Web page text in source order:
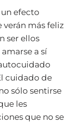
efecto
verán más feliz
ser ellos
a sí
cuidado de
sólo sentirse
les
que no se